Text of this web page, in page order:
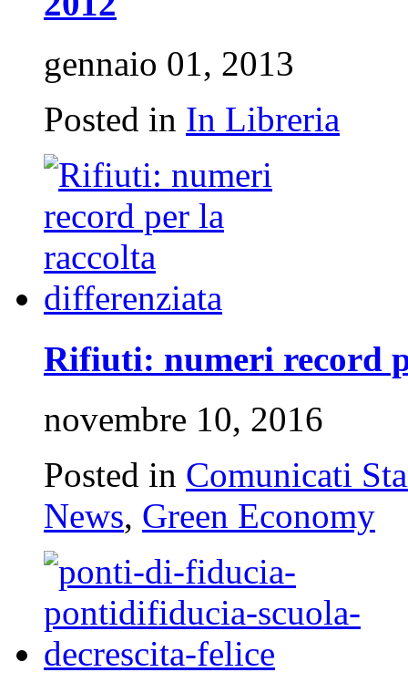
gennaio 01, 2013
Posted in In Libreria
Rifiuti: numeri record
novembre 10, 2016
Posted in Comunicati
News, Green Economy